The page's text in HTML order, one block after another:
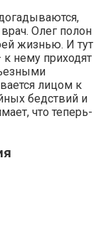
Олег полон
жизнью. И тут
нему приходят
лицом к
бедствий и
что теперь-